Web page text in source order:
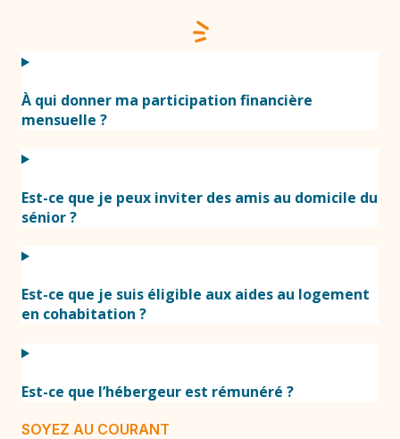
À qui donner ma participation financière
mensuelle ?
Est-ce que je peux inviter des amis au domicile du
sénior ?
Est-ce que je suis éligible aux aides au logement
en cohabitation ?
Est-ce que l’hébergeur est rémunéré ?
SOYEZ AU COURANT